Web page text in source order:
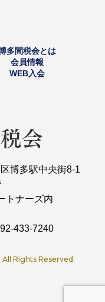
多間税会とは
会員情報
WEB入会
博多駅中央街8-1
トナーズ内
433-7240
Rights Reserved.